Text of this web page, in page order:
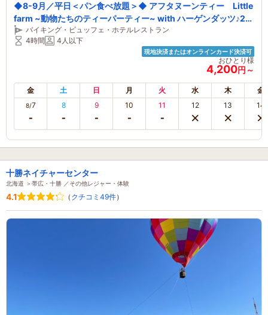
◆8-9月／平日＜パン食べ放題＞◆ アフタヌーンティー Little
farm ~動物たちのティーパーティー~ with ハーゲンダッツ♪26
階のスカイラウンジで非日常なひと時を◎
バイキング・ビュッフェ・ホテルレストラン
4時間
4人以下
現地決済またはオンラインカード決済可
おひとり様
4,200円～
金 土 日 月 火 水 木 金
8/7 8 9 10 11 12 13 14
十勝ネイチャーセンター
北海道 ＞帯広・十勝 ／その他レジャー・体験
4.1 （ クチコミ49件）